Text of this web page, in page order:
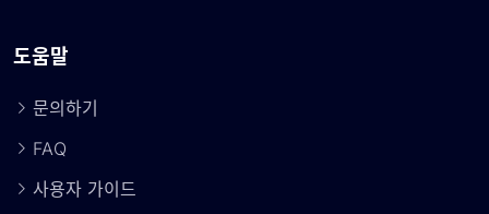
도움말
문의하기
FAQ
사용자 가이드